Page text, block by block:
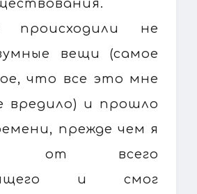
происходили не
вещи (самое
что все это мне
вредило) и прошло
прежде чем я
от всего
и смог